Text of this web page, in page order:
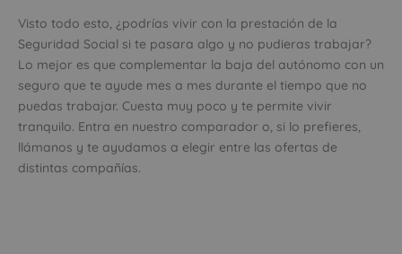
Visto todo esto, ¿podrías vivir con la prestación de la
Seguridad Social si te pasara algo y no pudieras trabajar?
Lo mejor es que complementar la baja del autónomo con un
seguro que te ayude mes a mes durante el tiempo que no
puedas trabajar. Cuesta muy poco y te permite vivir
tranquilo. Entra en nuestro comparador o, si lo prefieres,
llámanos y te ayudamos a elegir entre las ofertas de
distintas compañías.